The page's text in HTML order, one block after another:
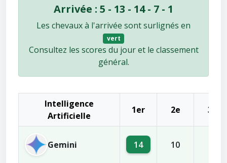
Arrivée : 5 - 13 - 14 - 7 - 1
Les chevaux à l'arrivée sont surlignés en
vert
Consultez les scores du jour et le classement
général.
Intelligence
Artificielle
1er 2e 3e
Gemini 14 10